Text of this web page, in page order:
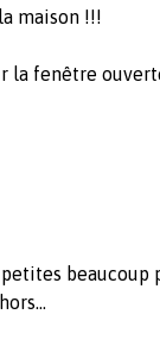
maison !!!
la fenêtre
beaucoup